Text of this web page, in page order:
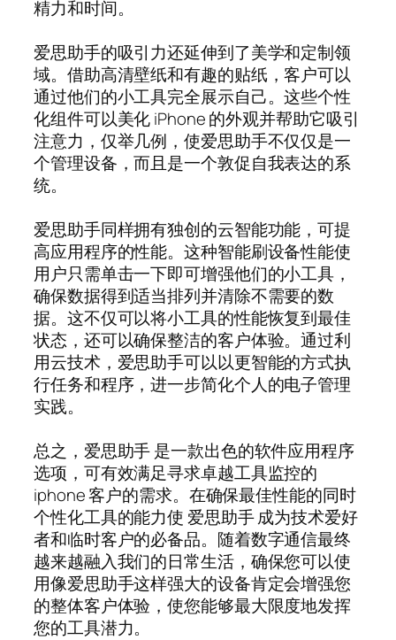
精力和时间。
爱思助手的吸引力还延伸到了美学和定制领
域。借助高清壁纸和有趣的贴纸，客户可以
通过他们的小工具完全展示自己。这些个性
化组件可以美化 iPhone 的外观并帮助它吸引
注意力，仅举几例，使爱思助手不仅仅是一
个管理设备，而且是一个敦促自我表达的系
统。
爱思助手同样拥有独创的云智能功能，可提
高应用程序的性能。这种智能刷设备性能使
用户只需单击一下即可增强他们的小工具，
确保数据得到适当排列并清除不需要的数
据。这不仅可以将小工具的性能恢复到最佳
状态，还可以确保整洁的客户体验。通过利
用云技术，爱思助手可以以更智能的方式执
行任务和程序，进一步简化个人的电子管理
实践。
总之，爱思助手 是一款出色的软件应用程序
选项，可有效满足寻求卓越工具监控的
iphone 客户的需求。在确保最佳性能的同时
个性化工具的能力使 爱思助手 成为技术爱好
者和临时客户的必备品。随着数字通信最终
越来越融入我们的日常生活，确保您可以使
用像爱思助手这样强大的设备肯定会增强您
的整体客户体验，使您能够最大限度地发挥
您的工具潜力。